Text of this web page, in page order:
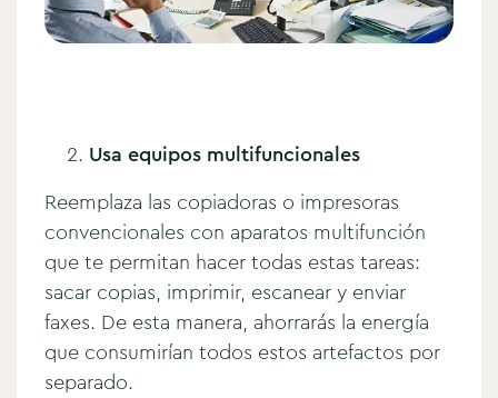
Usa equipos multifuncionales
Reemplaza las copiadoras o impresoras
convencionales con aparatos multifunción
que te permitan hacer todas estas tareas:
sacar copias, imprimir, escanear y enviar
faxes. De esta manera, ahorrarás la energía
que consumirían todos estos artefactos por
separado.